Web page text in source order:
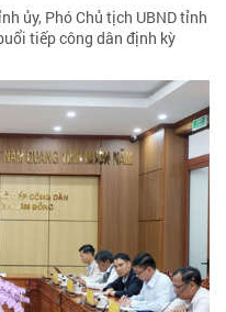
ủy, Phó Chủ tịch UBND tỉnh
tiếp công dân định kỳ